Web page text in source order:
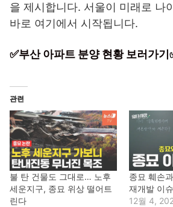
을 제시합니다. 서울이 미래로 나
바로 여기에서 시작됩니다.
✅부산 아파트 분양 현황 보러가기
관련
불 탄 건물도 그대로… 노후
세운지구, 종묘 위상 떨어트
린다
종묘 훼손
재개발 이
12월 4,